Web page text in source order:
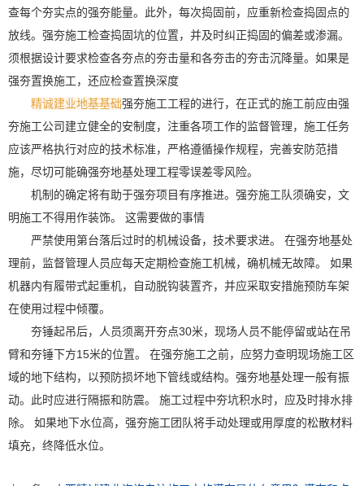
查每个夯实点的强夯能量。此外，每次捣固前，应重新检查捣固点的
放线。强夯施工检查捣固坑的位置，并及时纠正捣固的偏差或渗漏。
须根据设计要求检查各夯点的夯击量和各夯击的夯击沉降量。如果是
强夯置换施工，还应检查置换深度
精诚建业地基基础强夯施工工程的进行，在正式的施工前应由强
夯施工公司建立健全的安制度，注重各项工作的监督管理，施工任务
应该严格执行对应的技术标准，严格遵循操作规程，完善安防范措
施，尽切可能确强夯地基处理工程零误差零风险。
机制的确定将有助于强夯项目有序推进。强夯施工队须确安，文
明施工不得用作装饰。 这需要做的事情
严禁使用第台落后过时的机械设备，技术要求进。 在强夯地基处
理前，监督管理人员应每天定期检查施工机械，确机械无故障。 如果
机器内有履带式起重机，自动脱钩装置齐，并应采取安措施预防车架
在使用过程中倾覆。
夯锤起吊后，人员须离开夯点30米，现场人员不能停留或站在吊
臂和夯锤下方15米的位置。 在强夯施工之前，应努力查明现场施工区
域的地下结构，以预防损坏地下管线或结构。强夯地基处理一般有振
动。此时应进行隔振和防震。 施工过程中夯坑积水时，应及时排水排
除。 如果地下水位高，强夯施工团队将手动处理或用厚度的松散材料
填充，终降低水位。